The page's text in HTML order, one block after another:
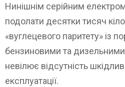
Нинішнім серійним
подолати десятки тисяч
«вуглецевого паритету» із
бензиновими та
невілює відсутність
експлуатації.